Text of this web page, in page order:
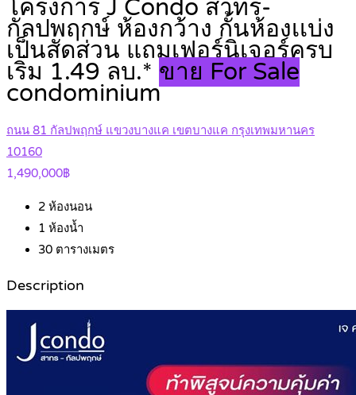
โครงการ J Condo สาทร-
กัลปพฤกษ์ ห้องกว้าง กั้นห้องเเบ่ง
เป็นสัดส่วน แถมเฟอร์นิเจอร์ครบ
เริ่ม 1.49 ลบ.* ขาย For Sale
condominium
ถนน 81 กัลปพฤกษ์ แขวงบางแค เขตบางแค กรุงเทพมหานคร
10160
1,490,000฿
2 ห้องนอน
1 ห้องน้ำ
30 ตารางเมตร
Description